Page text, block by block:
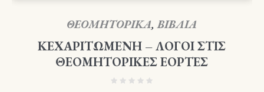
ΘΕΟΜΗΤΟΡΙΚΑ,ΒΙΒΛΙΑ
ΚΕΧΑΡΙΤΩΜΕΝΗ – ΛΟΓΟΙ ΣΤΙΣ
ΘΕΟΜΗΤΟΡΙΚΕΣ ΕΟΡΤΕΣ